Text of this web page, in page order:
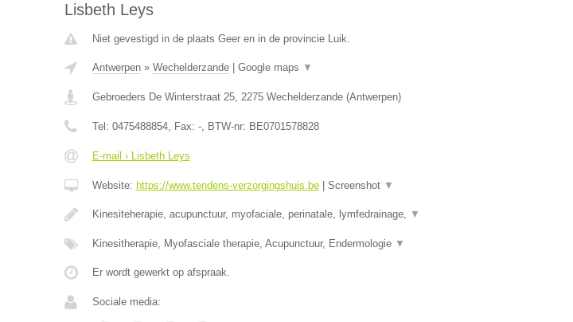
Lisbeth Leys
Niet gevestigd in de plaats Geer en in de provincie Luik.
Antwerpen» Wechelderzande| Google maps ▼
Gebroeders De Winterstraat 25, 2275 Wechelderzande(Antwerpen)
Tel: 0475488854, Fax: -, BTW-nr: BE0701578828
E-mail › Lisbeth Leys
Website: https://www.tendens-verzorgingshuis.be| Screenshot ▼
Kinesiteherapie, acupunctuur, myofaciale, perinatale, lymfedrainage, ▼
Kinesitherapie, Myofasciale therapie, Acupunctuur, Endermologie ▼
Er wordt gewerkt op afspraak.
Sociale media: